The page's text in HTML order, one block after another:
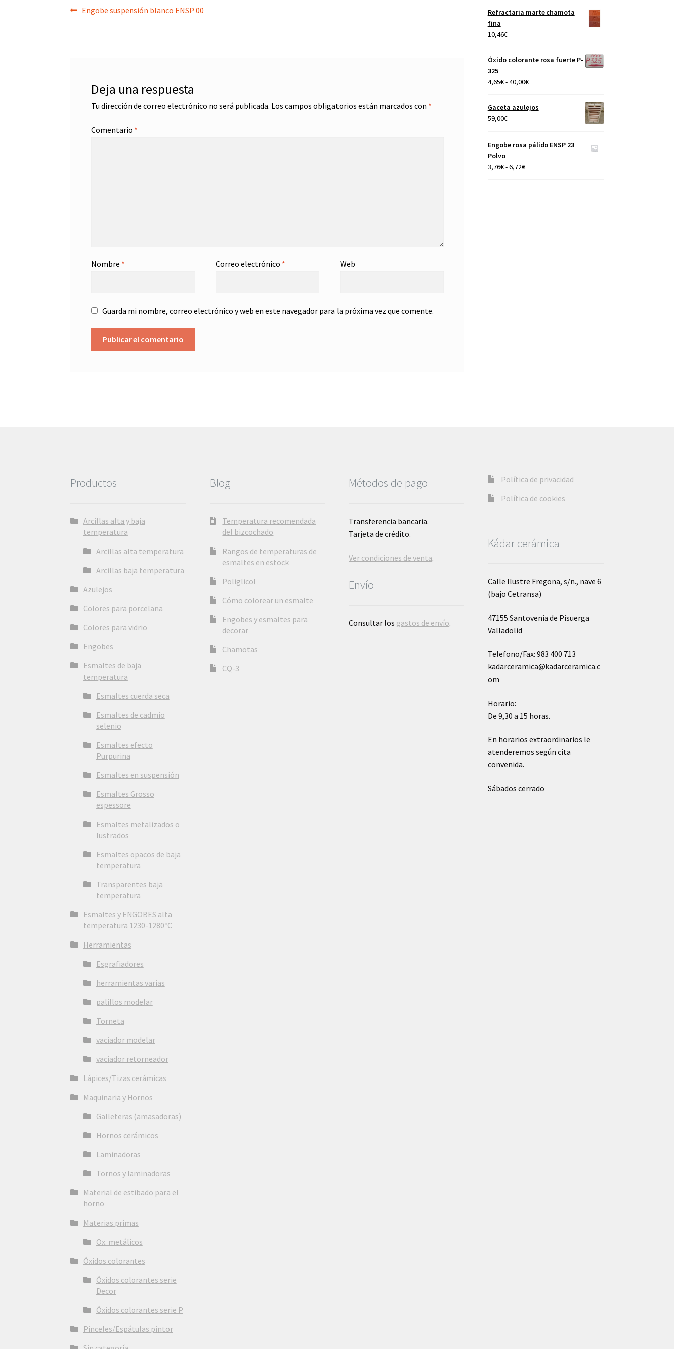
Navegación
Anterior:
Engobe suspensión blanco ENSP 00
Deja una respuesta
Tu dirección de correo electrónico no será publicada. Los campos obligatorios están marcados con *
Comentario *
Nombre * Correo electrónico * Web
Guarda mi nombre, correo electrónico y web en este navegador para la próxima vez que comente.
precios:
Refractaria marte chamota
fina
10,46€
Óxido colorante rosa fuerte P-
325
4,65€-40,00€Rango
precios:
desde
40,00€
Gaceta azulejos
59,00€
Engobe rosa pálido ENSP 23
Polvo
3,76€-6,72€Rango
Productos
Arcillas alta y baja
temperatura
Arcillas alta temperatura
Arcillas baja temperatura
Azulejos
Colores para porcelana
Colores para vidrio
Engobes
Esmaltes de baja
temperatura
Esmaltes cuerda seca
Esmaltes de cadmio
selenio
Esmaltes efecto
Purpurina
Esmaltes en suspensión
Esmaltes Grosso
espessore
Esmaltes metalizados o
lustrados
Esmaltes opacos de baja
temperatura
Transparentes baja
temperatura
Esmaltes y ENGOBES alta
temperatura 1230-1280ºC
Herramientas
Esgrafiadores
herramientas varias
palillos modelar
Torneta
vaciador modelar
vaciador retorneador
Lápices/Tizas cerámicas
Maquinaria y Hornos
Galleteras (amasadoras)
Hornos cerámicos
Laminadoras
Tornos y laminadoras
Material de estibado para el
horno
Materias primas
Ox. metálicos
Óxidos colorantes
Óxidos colorantes serie
Decor
Óxidos colorantes serie P
Pinceles/Espátulas pintor
Blog
Temperatura recomendada
del bizcochado
Rangos de temperaturas de
esmaltes en estock
Poliglicol
Cómo colorear un esmalte
Engobes y esmaltes para
decorar
Chamotas
CQ-3
Métodos de pago
Transferencia bancaria.
Tarjeta de crédito.
Ver condiciones de venta.
Envío
Consultar los gastos de envío.
Política de privacidad
Política de cookies
Kádar cerámica
Calle Ilustre Fregona, s/n., nave 6
(bajo Cetransa)
47155 Santovenia de Pisuerga
Valladolid
Telefono/Fax: 983 400 713
kadarceramica@kadarceramica.c
om
Horario:
De 9,30 a 15 horas.
En horarios extraordinarios le
atenderemos según cita
convenida.
Sábados cerrado